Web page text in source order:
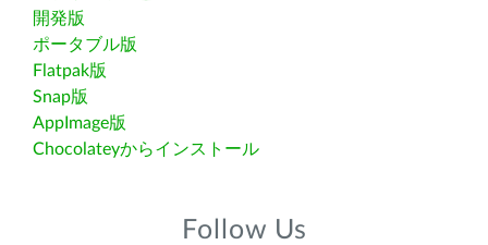
開発版
ポータブル版
Flatpak版
Snap版
AppImage版
Chocolateyからインストール
Follow Us